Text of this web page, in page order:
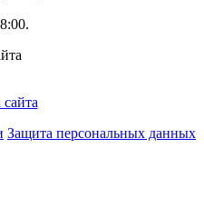
Защита персональных данных